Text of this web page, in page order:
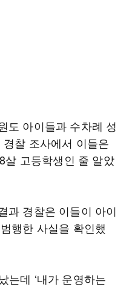
도 아이들과 수차례 성
찰 조사에서 이들은
살 고등학생인 줄 알았
과 경찰은 이들이 아이
행한 사실을 확인했
는데 ‘내가 운영하는